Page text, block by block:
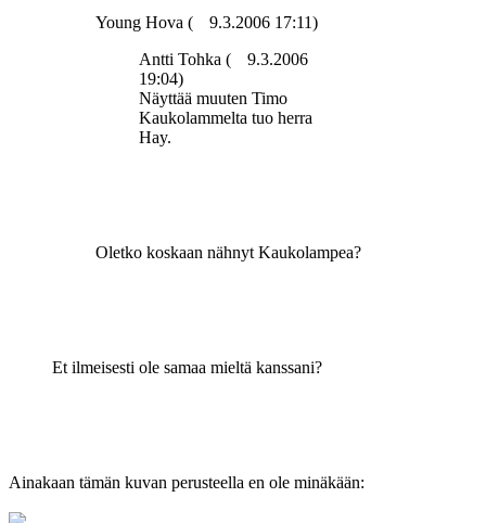
Young Hova (
9.3.2006 17:11)
Antti Tohka (
9.3.2006
19:04)
Näyttää muuten Timo
Kaukolammelta tuo herra
Hay.
Oletko koskaan nähnyt Kaukolampea?
Et ilmeisesti ole samaa mieltä kanssani?
Ainakaan tämän kuvan perusteella en ole minäkään: